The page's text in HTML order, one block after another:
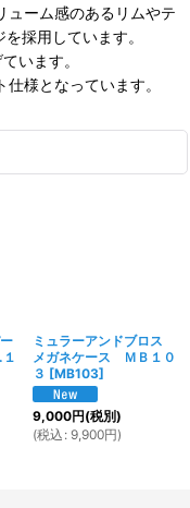
ューム感のあるリムやテ
採用しています。
います。
様となっています。
ミュラーアンドブロス
メガネケース ＭＢ１０
３ [MB103]
9,000円(税別)
(税込 : 9,900円)